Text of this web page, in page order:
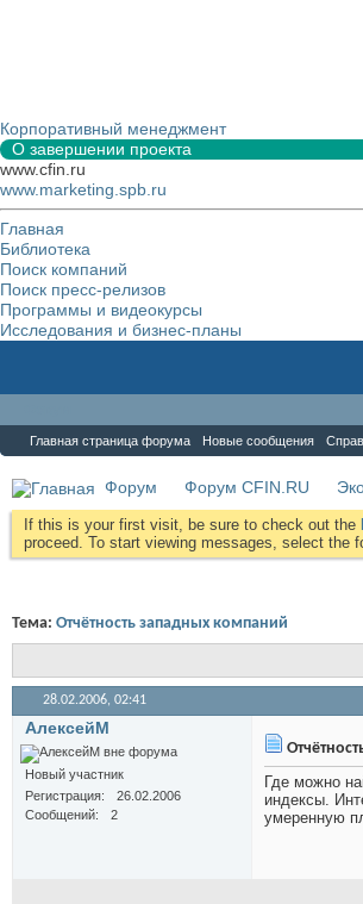
Корпоративный менеджмент
О завершении проекта
www.cfin.ru
www.marketing.spb.ru
Главная
Библиотека
Поиск компаний
Поиск пресс-релизов
Программы и видеокурсы
Исследования и бизнес-планы
Главная страница форума Новые сообщения
Форум Форум CFIN.RU
If this is your first visit, be sure to check out the
proceed. To start viewing messages, select the
Тема: Отчётность западных компаний
28.02.2006, 02:41
АлексейМ
Новый участник
Регистрация
26.02.2006
Сообщений
2
Где можно
индексы.
умеренную